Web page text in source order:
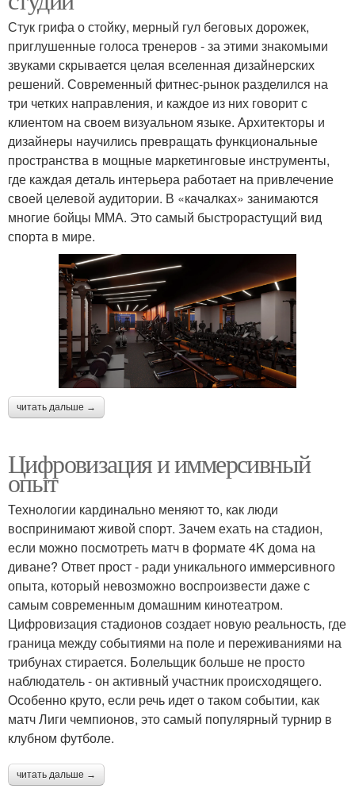
Стук грифа о стойку, мерный гул беговых дорожек,
приглушенные голоса тренеров - за этими знакомыми
звуками скрывается целая вселенная дизайнерских
решений. Современный фитнес-рынок разделился на
три четких направления, и каждое из них говорит с
клиентом на своем визуальном языке. Архитекторы и
дизайнеры научились превращать функциональные
пространства в мощные маркетинговые инструменты,
где каждая деталь интерьера работает на привлечение
своей целевой аудитории. В «качалках» занимаются
многие бойцы ММА. Это самый быстрорастущий вид
спорта в мире.
читать дальше →
Цифровизация и иммерсивный
опыт
Технологии кардинально меняют то, как люди
воспринимают живой спорт. Зачем ехать на стадион,
если можно посмотреть матч в формате 4K дома на
диване? Ответ прост - ради уникального иммерсивного
опыта, который невозможно воспроизвести даже с
самым современным домашним кинотеатром.
Цифровизация стадионов создает новую реальность, где
граница между событиями на поле и переживаниями на
трибунах стирается. Болельщик больше не просто
наблюдатель - он активный участник происходящего.
Особенно круто, если речь идет о таком событии, как
матч Лиги чемпионов, это самый популярный турнир в
клубном футболе.
читать дальше →